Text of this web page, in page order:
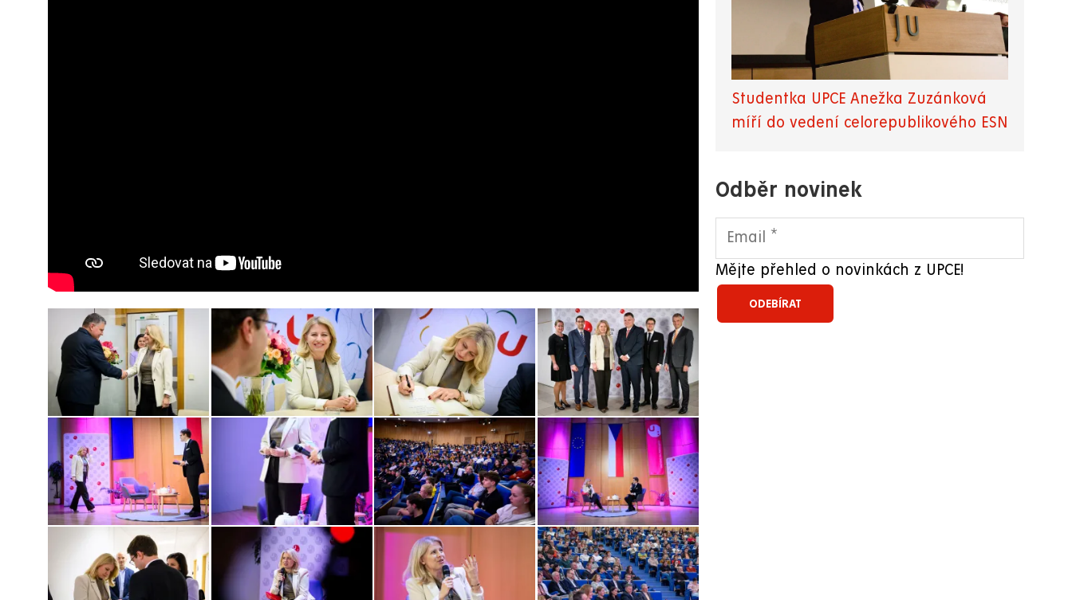
Studentka UPCE Anežka Zuzánková
míří do vedení celorepublikového ESN
Odběr novinek
Mějte přehled o novinkách z UPCE!